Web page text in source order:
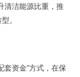
清洁能源比重，推
。
套资金”方式，在保